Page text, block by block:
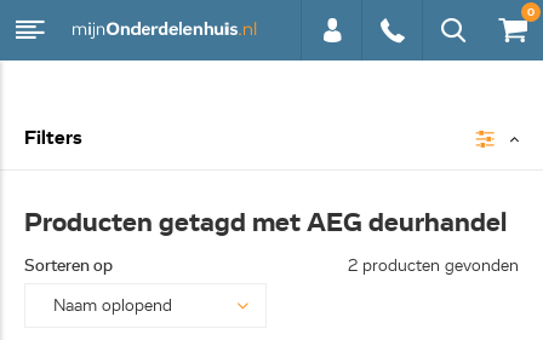
0
Filters
Producten getagd met AEG deurhandel
Sorteren op 2 producten gevonden